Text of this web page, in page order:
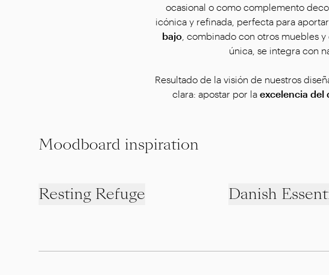
ocasional o como complemento
icónica y refinada, perfecta para
bajo, combinado con otros muebles y
única, se integra con
Resultado de la visión de nuestros
clara: apostar por la excelencia del
Moodboard inspiration
Resting Refuge Danish